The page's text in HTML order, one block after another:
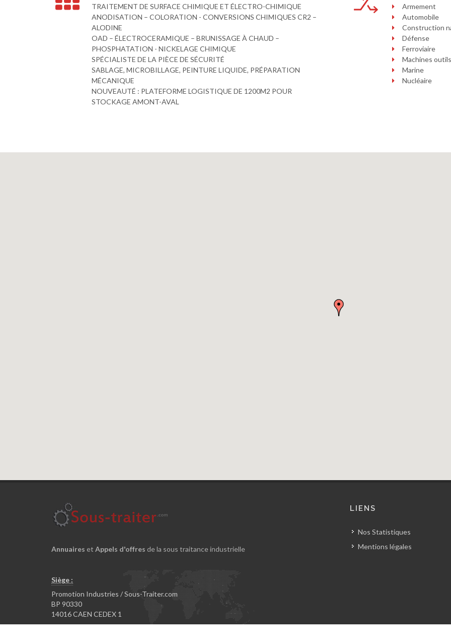
TRAITEMENT DE SURFACE CHIMIQUE ET ÉLECTRO-CHIMIQUE
ANODISATION – COLORATION - CONVERSIONS CHIMIQUES CR2 –
ALODINE
OAD – ÉLECTROCERAMIQUE – BRUNISSAGE À CHAUD –
PHOSPHATATION - NICKELAGE CHIMIQUE
SPÉCIALISTE DE LA PIÈCE DE SÉCURITÉ
SABLAGE, MICROBILLAGE, PEINTURE LIQUIDE, PRÉPARATION
MÉCANIQUE
NOUVEAUTÉ : PLATEFORME LOGISTIQUE DE 1200M2 POUR
STOCKAGE AMONT-AVAL
Armement
Automobile
Construction
Défense
Ferroviaire
Machines outils
Marine
Nucléaire
Annuaires et Appels d'offres de la sous traitance industrielle
Siège :
Promotion Industries / Sous-Traiter.com
BP 90330
14016 CAEN CEDEX 1
LIENS
Nos Statistiques
Mentions légales